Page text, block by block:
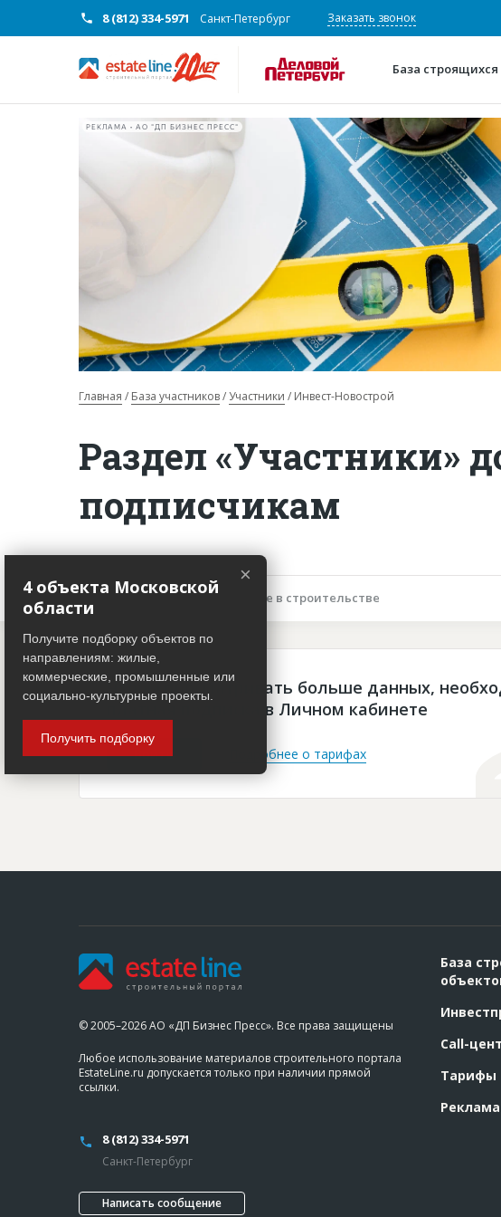
8 (812) 334-5971 Санкт-Петербург Заказать звонок
База
РЕКЛАМА • АО "ДП БИЗНЕС ПРЕСС"
Главная База участников Участники Инвест-Новострой
Раздел «Участники»
подписчикам
Описание объекта Участие в строительстве
Чтобы просматривать больше данных,
платная подписка в Личном кабинете
Войти Подробнее о тарифах
© 2005–2026 АО «ДП Бизнес Пресс». Все права защищены
Любое использование материалов строительного портала
EstateLine.ru допускается только при наличии прямой
ссылки.
8 (812) 334-5971
Санкт-Петербург
Написать сообщение
База
Call-
Тарифы
Реклама
×
4 объекта Московской
области
Получите подборку объектов по
направлениям: жилые,
коммерческие, промышленные или
социально-культурные проекты.
Получить подборку